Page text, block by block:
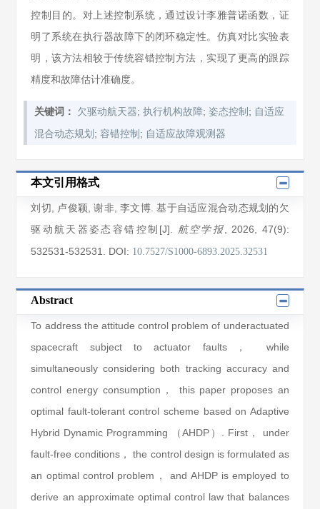
控制目的。对上述控制系统，通过设计李雅普诺函数，证
明了系统在执行器故障下的闭环稳定性。仿真对比实验表
明，该方法相较于传统容错控制方法，实现了更高的跟踪
精度和故障估计准确度。
关键词： 欠驱动航天器;执行机构故障;姿态控制 ; 自适应
混合动态规划 ;容错控制 ; 自适应故障观测器
本文引用格式
刘切 卢俊颖 ,谢非,李文博 . 基于自适应混合动态规划的欠
驱动航天器姿态容错控制[J].
航空学报 , 2026 , 47(9):
532531-532531 DOI: 10.7527/S1000-6893.2025.32531
Abstract
To address the attitude control problem of underactuated
spacecraft subject to actuator faults， while
simultaneously considering both tracking accuracy and
control energy consumption， this paper proposes an
optimal fault-tolerant control scheme based on Adaptive
Hybrid Dynamic Programming （AHDP）. First， under
fault-free conditions， the control design is formulated as
an optimal control problem， and AHDP is employed to
derive an approximate optimal control law that balances